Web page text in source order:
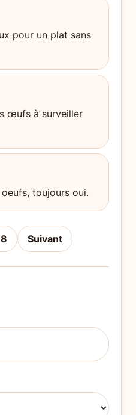
pour un plat sans
œufs à surveiller
toujours oui.
Suivant